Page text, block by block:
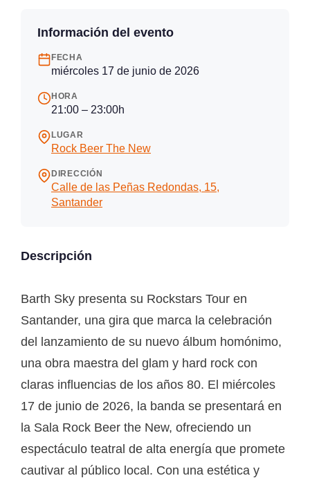
Información del evento
FECHA
miércoles 17 de junio de 2026
HORA
21:00 – 23:00h
LUGAR
Rock Beer The New
DIRECCIÓN
Calle de las Peñas Redondas, 15,
Santander
Descripción
Barth Sky presenta su Rockstars Tour en
Santander, una gira que marca la celebración
del lanzamiento de su nuevo álbum homónimo,
una obra maestra del glam y hard rock con
claras influencias de los años 80. El miércoles
17 de junio de 2026, la banda se presentará en
la Sala Rock Beer the New, ofreciendo un
espectáculo teatral de alta energía que promete
cautivar al público local. Con una estética y